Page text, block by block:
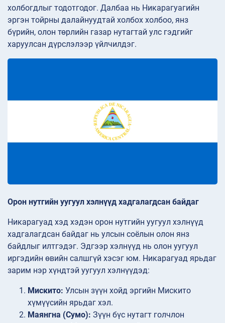
холбогдлыг тодотгодог. Далбаа нь Никарагуагийн
эргэн тойрны далайнуудтай холбох холбоо, янз
бүрийн, олон төрлийн газар нутагтай улс гэдгийг
харуулсан дүрслэлээр үйлчилдэг.
Орон нутгийн уугуул хэлнүүд хадгалагдсан байдаг
Никарагуад хэд хэдэн орон нутгийн уугуул хэлнүүд
хадгалагдсан байдаг нь улсын соёлын олон янз
байдлыг илтгэдэг. Эдгээр хэлнүүд нь олон уугуул
иргэдийн өвийн салшгүй хэсэг юм. Никарагуад ярьдаг
зарим нэр хүндтэй уугуул хэлнүүдэд:
Мискито: Улсын зүүн хойд эргийн Мискито
хүмүүсийн ярьдаг хэл.
Маянгна (Сумо): Зүүн бүс нутагт голчлон